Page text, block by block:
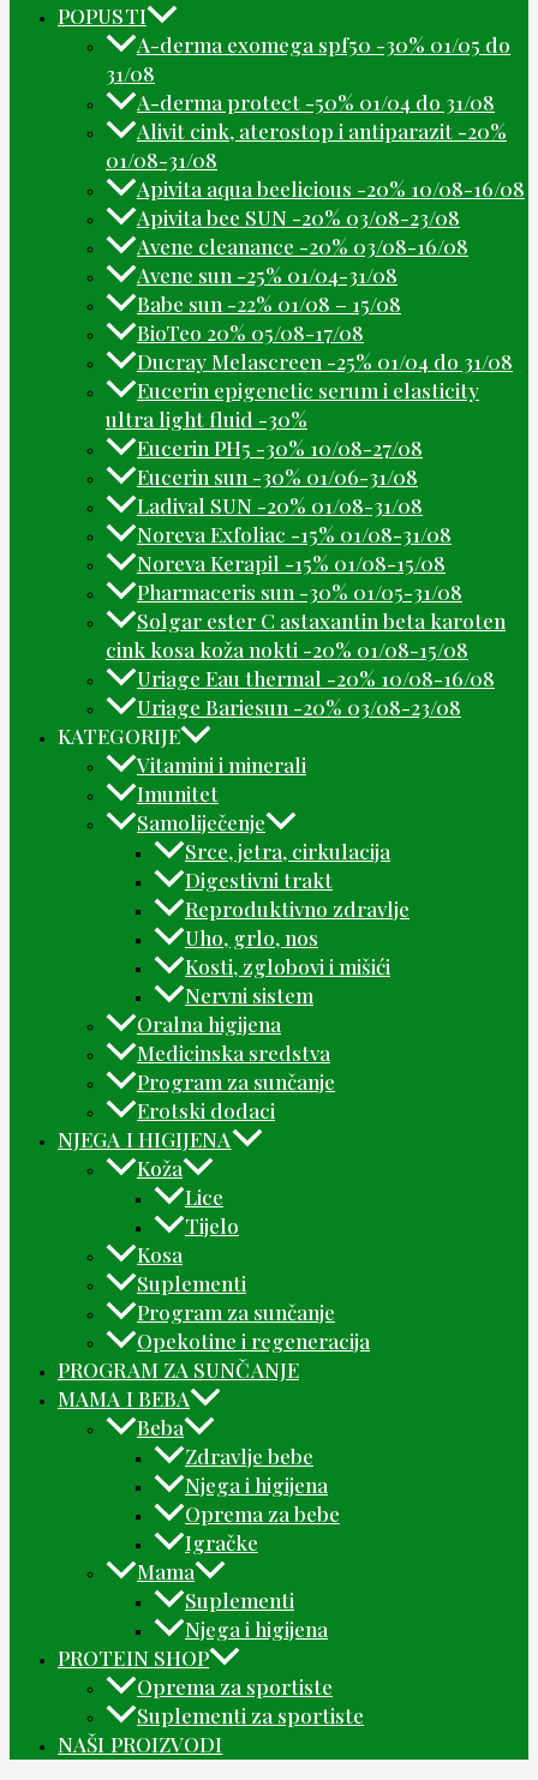
POPUSTI
A-derma exomega spf50 -30% 01/05 do
31/08
A-derma protect -50% 01/04 do 31/08
Alivit cink, aterostop i antiparazit -20%
01/08-31/08
Apivita aqua beelicious -20% 10/08-16/08
Apivita bee SUN -20% 03/08-23/08
Avene cleanance -20% 03/08-16/08
Avene sun -25% 01/04-31/08
Babe sun -22% 01/08 – 15/08
BioTeo 20% 05/08-17/08
Ducray Melascreen -25% 01/04 do 31/08
Eucerin epigenetic serum i elasticity
ultra light fluid -30%
Eucerin PH5 -30% 10/08-27/08
Eucerin sun -30% 01/06-31/08
Ladival SUN -20% 01/08-31/08
Noreva Exfoliac -15% 01/08-31/08
Noreva Kerapil -15% 01/08-15/08
Pharmaceris sun -30% 01/05-31/08
Solgar ester C astaxantin beta karoten
cink kosa koža nokti -20% 01/08-15/08
Uriage Eau thermal -20% 10/08-16/08
Uriage Bariesun -20% 03/08-23/08
KATEGORIJE
Vitamini i minerali
Imunitet
Samoliječenje
Srce, jetra, cirkulacija
Digestivni trakt
Reproduktivno zdravlje
Uho, grlo, nos
Kosti, zglobovi i mišići
Nervni sistem
Oralna higijena
Medicinska sredstva
Program za sunčanje
Erotski dodaci
NJEGA I HIGIJENA
Koža
Lice
Tijelo
Kosa
Suplementi
Program za sunčanje
Opekotine i regeneracija
PROGRAM ZA SUNČANJE
MAMA I BEBA
Beba
Zdravlje bebe
Njega i higijena
Oprema za bebe
Igračke
Mama
Suplementi
Njega i higijena
PROTEIN SHOP
Oprema za sportiste
Suplementi za sportiste
NAŠI PROIZVODI